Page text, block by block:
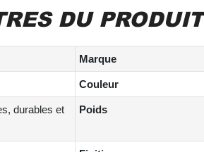
DU PRODUIT
Marque
Couleur
durables et
Poids